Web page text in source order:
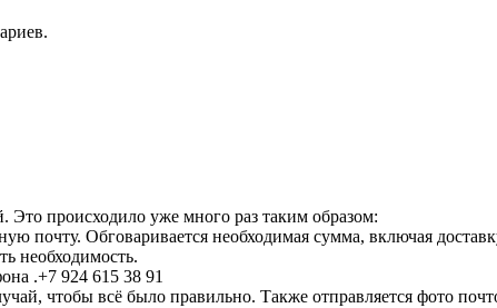
происходило уже много раз таким образом:
почту. Обговаривается необходимая сумма, включая
необходимость.
.+7 924 615 38 91
чтобы всё было правильно. Также отправляется фото